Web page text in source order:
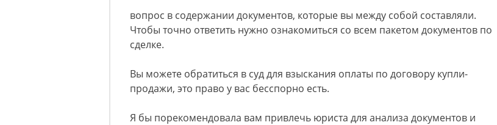
вопрос в содержании документов, которые вы между собой составляли.
Чтобы точно ответить нужно ознакомиться со всем пакетом документов по
сделке.
Вы можете обратиться в суд для взыскания оплаты по договору купли-
продажи, это право у вас бесспорно есть.
Я бы порекомендовала вам привлечь юриста для анализа документов и